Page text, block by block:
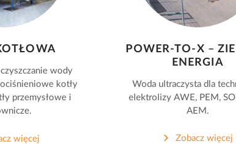
wody
kotły
przemysłowe i
więcej
POWER-TO-X –
ENERGIA
Woda ultraczysta dla
elektrolizy AWE, PEM,
AEM.
Zobacz więcej